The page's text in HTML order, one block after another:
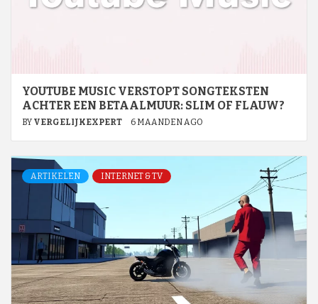
YOUTUBE MUSIC VERSTOPT SONGTEKSTEN
ACHTER EEN BETAALMUUR: SLIM OF FLAUW?
BY VERGELIJKEXPERT 6 MAANDEN AGO
ARTIKELEN INTERNET & TV